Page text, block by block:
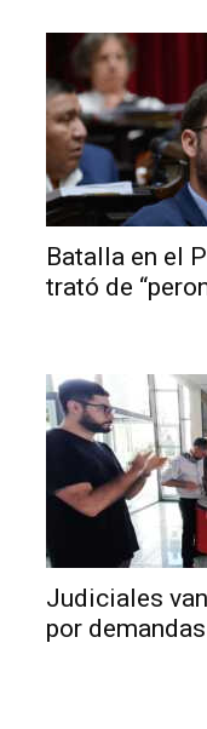
Batalla en el
trató de
Judiciales
por